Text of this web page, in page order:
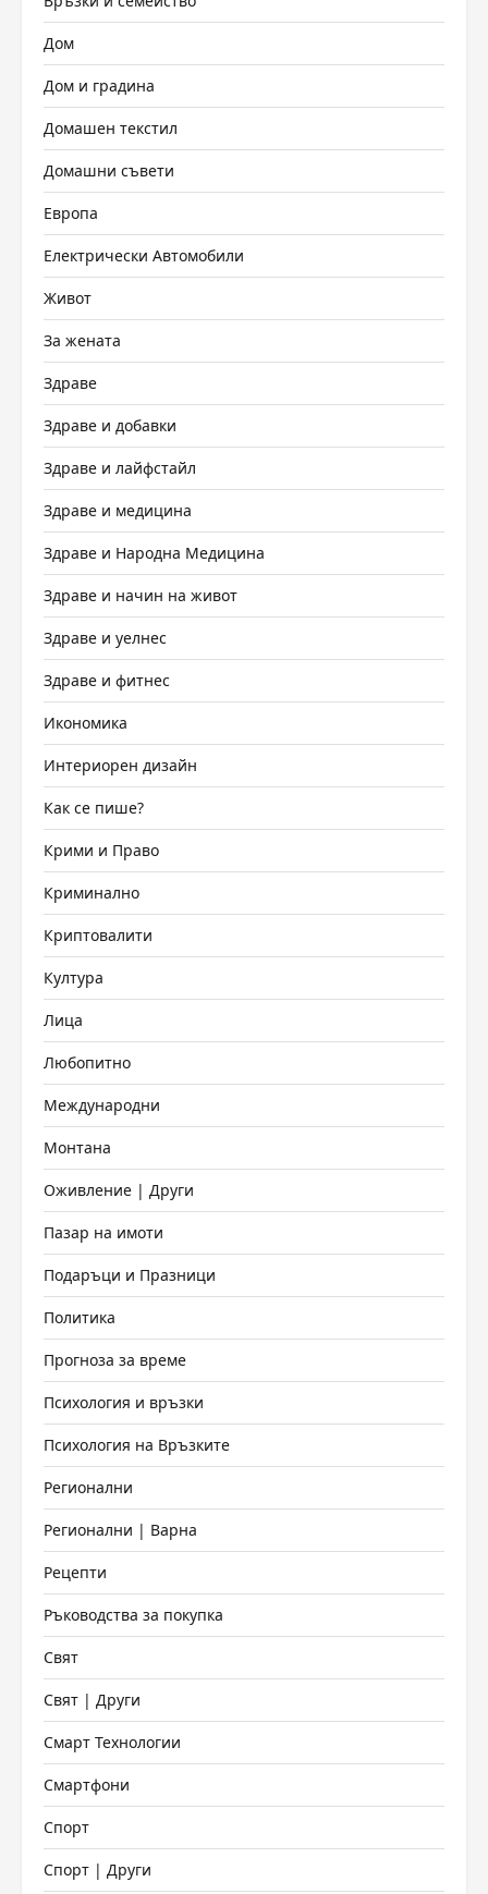
Дом
Дом и градина
Домашен текстил
Домашни съвети
Европа
Електрически Автомобили
Живот
За жената
Здраве
Здраве и добавки
Здраве и лайфстайл
Здраве и медицина
Здраве и Народна Медицина
Здраве и начин на живот
Здраве и уелнес
Здраве и фитнес
Икономика
Интериорен дизайн
Как се пише?
Крими и Право
Криминално
Криптовалити
Култура
Лица
Любопитно
Международни
Монтана
Оживление | Други
Пазар на имоти
Подаръци и Празници
Политика
Прогноза за време
Психология и връзки
Психология на Връзките
Регионални
Регионални | Варна
Рецепти
Ръководства за покупка
Свят
Свят | Други
Смарт Технологии
Смартфони
Спорт
Спорт | Други